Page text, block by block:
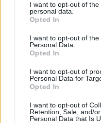
not limited to your visit or
grant or deny consent to
use your data for below
consent section.
I want to opt-out of
personal data.
Opted In
I want to opt-out of the
Personal Data.
Opted In
I want to opt-out of
Personal Data for
Opted In
I want to opt-out of
Retention, Sale, and/
Personal Data that Is